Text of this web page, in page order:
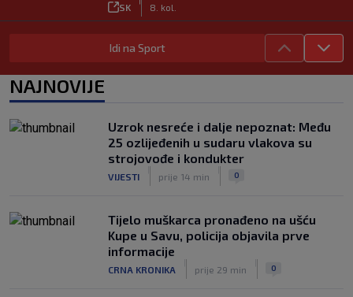
SK 8. kol.
Vlašić strijelac za Torino; ova gesta sve
govori o njegovom statusu
SK
|
8. kol.
VIDEO / Potez kakav se rijetko viđa:
Kada pomoć nije stigla, na rukama je
iznio suigrača u bolovima
Idi na Sport
NAJNOVIJE
Uzrok nesreće i dalje nepoznat: Među
25 ozlijeđenih u sudaru vlakova su
strojovođe i kondukter
VIJESTI prije 14 min 0
Tijelo muškarca pronađeno na ušću
Kupe u Savu, policija objavila prve
informacije
CRNA KRONIKA prije 29 min 0